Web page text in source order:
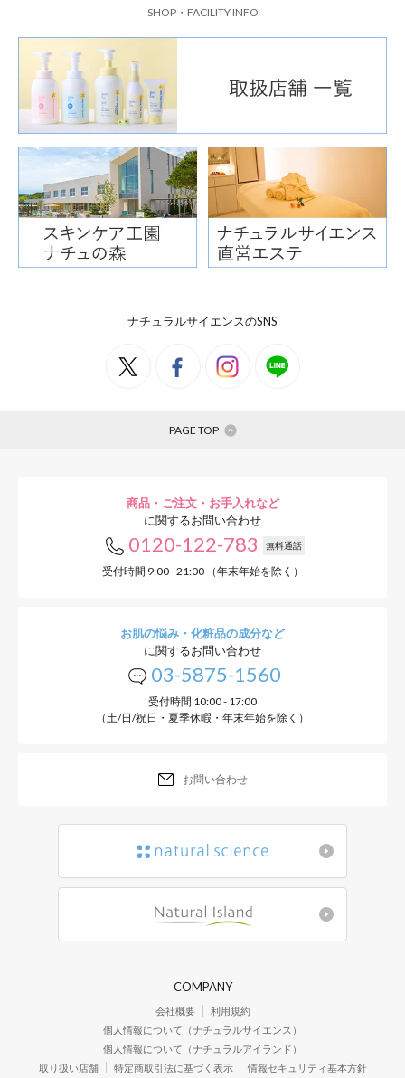
SHOP・FACILITY INFO
ナチュラルサイエンスのSNS
PAGE TOP
商品・ご注文・お手入れなど
に関するお問い合わせ
0120-122-783 無料通話
受付時間 9:00 - 21:00 （年末年始を除く）
お肌の悩み・化粧品の成分など
に関するお問い合わせ
03-5875-1560
受付時間 10:00 - 17:00
（土/日/祝日・夏季休暇・年末年始を除く）
お問い合わせ
COMPANY
会社概要
利用規約
個人情報について（ナチュラルサイエンス）
個人情報について（ナチュラルアイランド）
取り扱い店舗
特定商取引法に基づく表示 情報セキュリティ基本方針